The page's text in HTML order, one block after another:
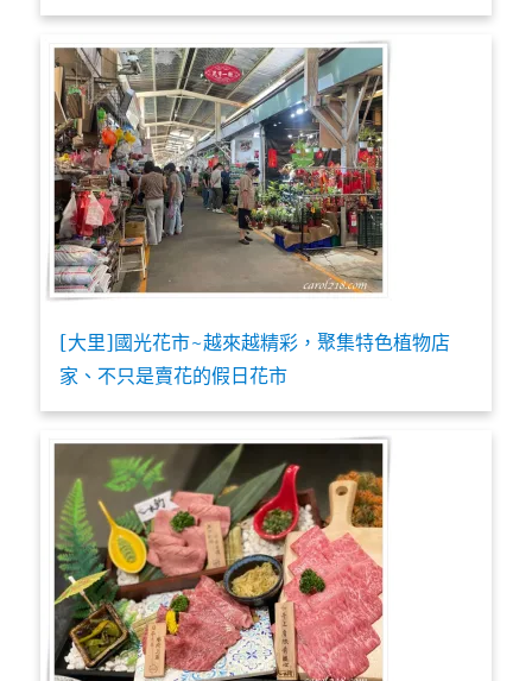
[大里]國光花市~越來越精彩，聚集特色植物店
家、不只是賣花的假日花市